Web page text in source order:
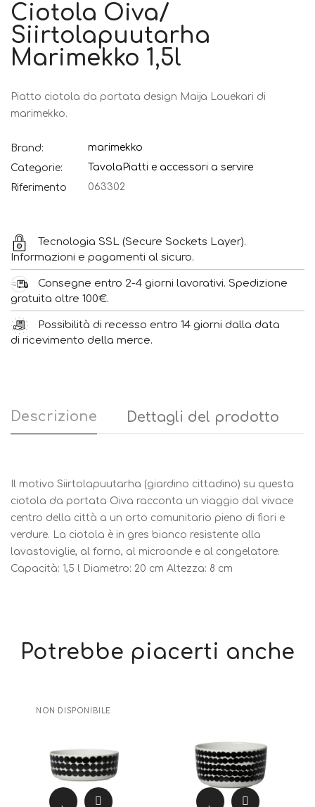
Ciotola Oiva/
Siirtolapuutarha
Marimekko 1,5l
Piatto ciotola da portata design Maija Louekari di
marimekko.
Brand:
marimekko
Categorie:
Tavola Piatti e accessori a servire
Riferimento
063302
Tecnologia SSL (Secure Sockets Layer).
Informazioni e pagamenti al sicuro.
Consegne entro 2-4 giorni lavorativi. Spedizione
gratuita oltre 100€.
Possibilità di recesso entro 14 giorni dalla data
di ricevimento della merce.
Descrizione Dettagli del prodotto
Il motivo Siirtolapuutarha (giardino cittadino) su questa
ciotola da portata Oiva racconta un viaggio dal vivace
centro della città a un orto comunitario pieno di fiori e
verdure. La ciotola è in gres bianco resistente alla
lavastoviglie, al forno, al microonde e al congelatore.
Capacità: 1,5 l Diametro: 20 cm Altezza: 8 cm
Potrebbe piacerti anche
NON DISPONIBILE